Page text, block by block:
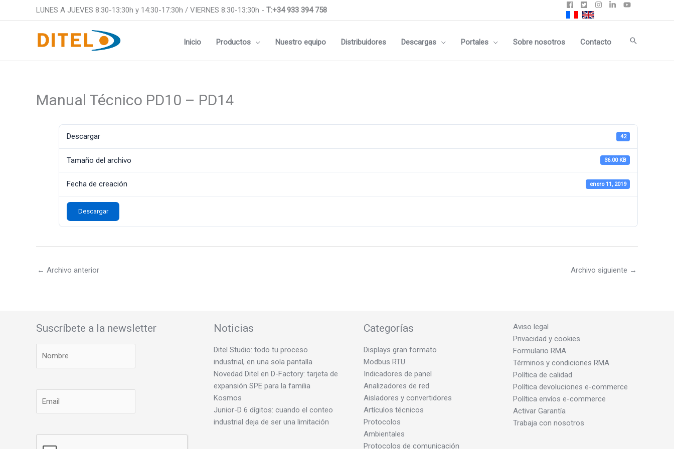
LUNES A JUEVES 8:30-13:30h y 14:30-17:30h / VIERNES 8:30-13:30h - T:+34 933 394 758
Inicio Productos Nuestro equipo Distribuidores Descargas Portales Sobre nosotros Contacto Buscar
Manual Técnico PD10 – PD14
Descargar 42
Tamaño del archivo 36.00 KB
Fecha de creación enero 11, 2019
Descargar
← Archivo anterior Archivo siguiente →
Suscríbete a la newsletter Noticias
Ditel Studio: todo tu proceso
industrial, en una sola pantalla
Novedad Ditel en D-Factory: tarjeta de
expansión SPE para la familia
Kosmos
Junior-D 6 dígitos: cuando el conteo
industrial deja de ser una limitación
Categorías
Displays gran formato
Modbus RTU
Indicadores de panel
Analizadores de red
Aisladores y convertidores
Artículos técnicos
Protocolos
Ambientales
Protocolos de comunicación
Aviso legal
Privacidad y cookies
Formulario RMA
Términos y condiciones RMA
Política de calidad
Política devoluciones e-commerce
Política envíos e-commerce
Activar Garantía
Trabaja con nosotros